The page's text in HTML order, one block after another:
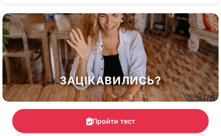
ЗАЦІКАВИЛИСЬ?
Пройти тест